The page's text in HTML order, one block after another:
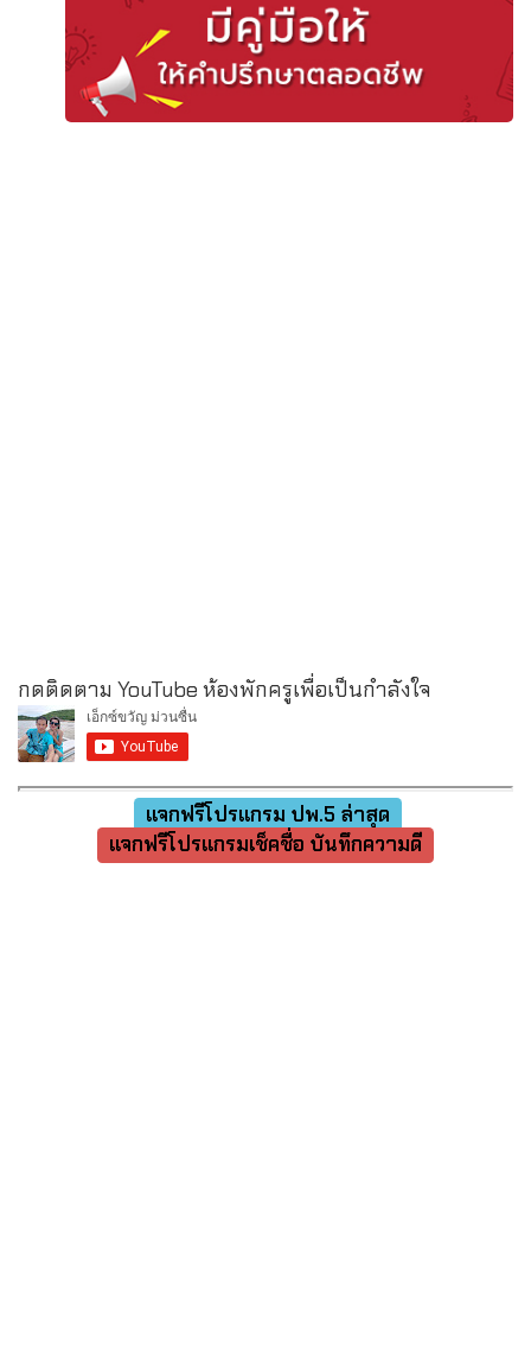
กดติดตาม YouTube ห้องพักครูเพื่อเป็นกำลังใจ
แจกฟรีโปรแกรม ปพ.5 ล่าสุด
แจกฟรีโปรแกรมเช็คชื่อ บันทึกความดี